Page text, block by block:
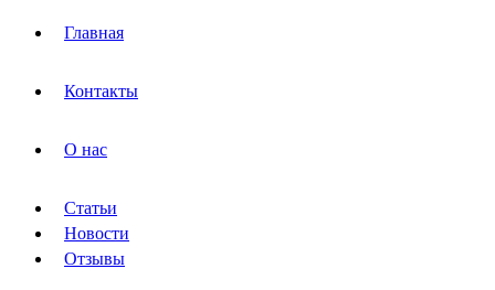
Главная
Контакты
О нас
Статьи
Новости
Отзывы